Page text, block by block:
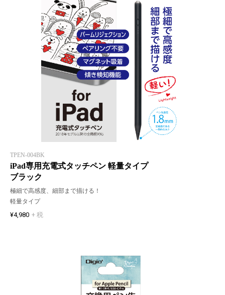
TPEN-004BK
iPad専用充電式タッチペン 軽量タイプ
ブラック
極細で高感度、細部まで描ける！
軽量タイプ
¥4,980 + 税